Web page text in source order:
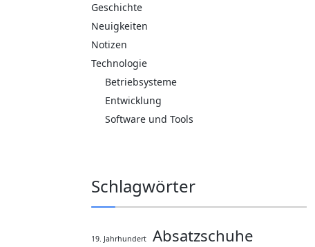
Geschichte
Neuigkeiten
Notizen
Technologie
Betriebsysteme
Entwicklung
Software und Tools
Schlagwörter
19. Jahrhundert Absatzschuhe